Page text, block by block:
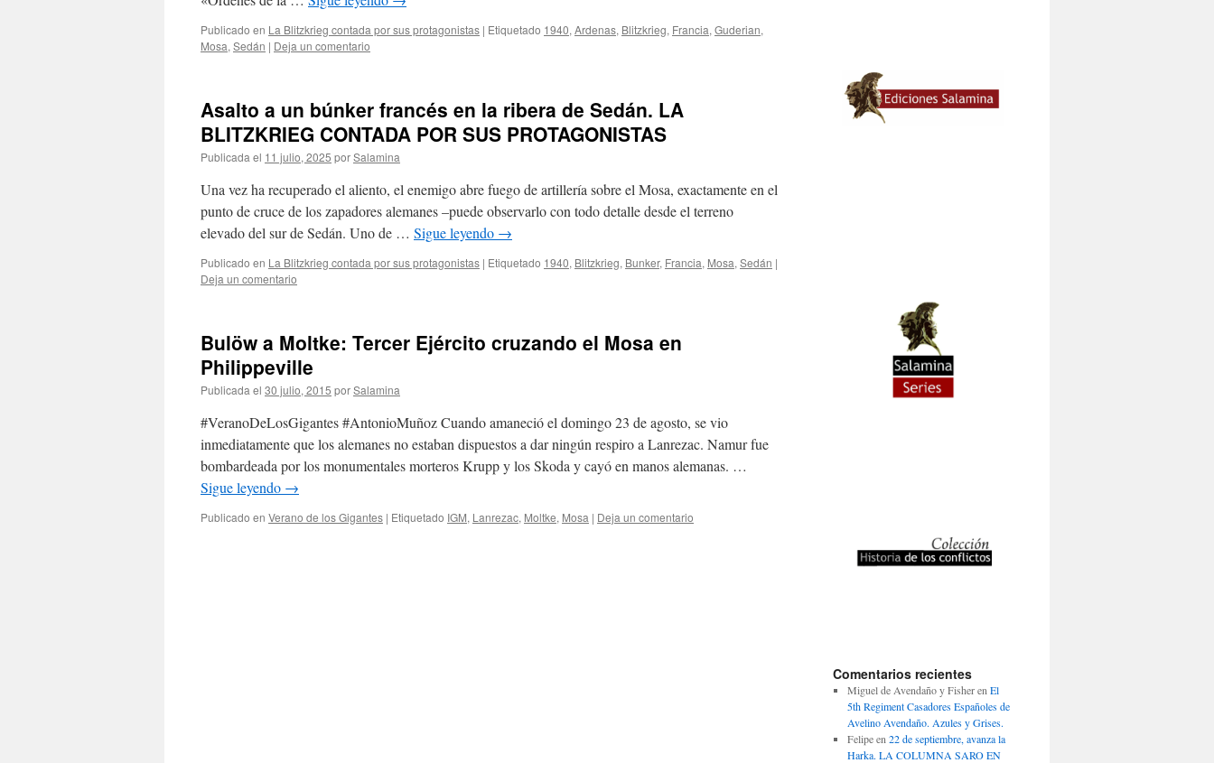
Publicado en La Blitzkrieg contada por sus protagonistas | Etiquetado 1940, Ardenas, Blitzkrieg, Francia, Guderian,
Mosa, Sedán | Deja un comentario
Asalto a un búnker francés en la ribera de Sedán. LA
BLITZKRIEG CONTADA POR SUS PROTAGONISTAS
Publicada el 11 julio, 2025 porSalamina
Una vez ha recuperado el aliento, el enemigo abre fuego de artillería sobre el Mosa, exactamente en el
punto de cruce de los zapadores alemanes –puede observarlo con todo detalle desde el terreno
elevado del sur de Sedán. Uno de … Sigue leyendo →
Publicado en La Blitzkrieg contada por sus protagonistas | Etiquetado 1940, Blitzkrieg, Bunker, Francia, Mosa, Sedán |
Deja un comentario
Bulöw a Moltke: Tercer Ejército cruzando el Mosa en
Philippeville
Publicada el 30 julio, 2015 porSalamina
#VeranoDeLosGigantes #AntonioMuñoz Cuando amaneció el domingo 23 de agosto, se vio
inmediatamente que los alemanes no estaban dispuestos a dar ningún respiro a Lanrezac. Namur fue
bombardeada por los monumentales morteros Krupp y los Skoda y cayó en manos alemanas. …
Sigue leyendo →
Publicado en Verano de los Gigantes | Etiquetado IGM, Lanrezac, Moltke, Mosa | Deja un comentario
Comentarios recientes
Miguel de Avendaño y Fisheren El
5th Regiment Casadores Españoles de
Avelino Avendaño. Azules y Grises.
Felipeen 22 de septiembre, avanza la
Harka. LA COLUMNA SARO EN